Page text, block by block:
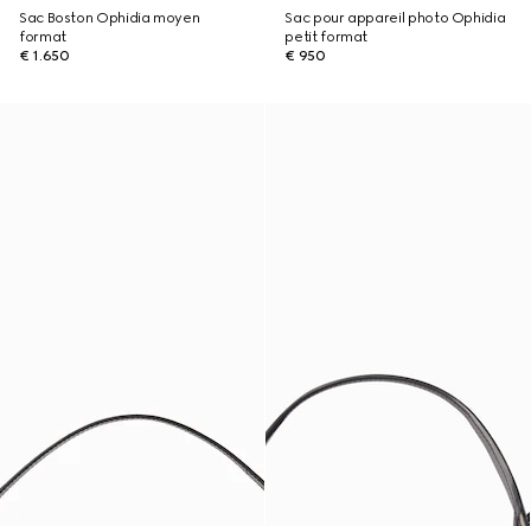
Sac Boston Ophidia moyen
format
€ 1.650
Sac pour appareil photo Ophidia
petit format
€ 950